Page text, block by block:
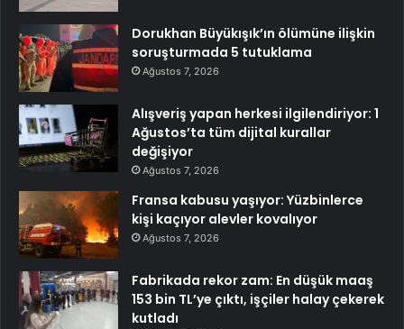
Dorukhan Büyükışık’ın ölümüne ilişkin
soruşturmada 5 tutuklama
Ağustos 7, 2026
Alışveriş yapan herkesi ilgilendiriyor: 1
Ağustos’ta tüm dijital kurallar
değişiyor
Ağustos 7, 2026
Fransa kabusu yaşıyor: Yüzbinlerce
kişi kaçıyor alevler kovalıyor
Ağustos 7, 2026
Fabrikada rekor zam: En düşük maaş
153 bin TL’ye çıktı, işçiler halay çekerek
kutladı